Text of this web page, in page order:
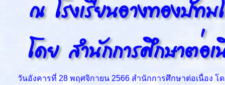
วันอังคารที่ 28 พฤศจิกายน 2566 สำนักการศึกษาต่อเนื่อง